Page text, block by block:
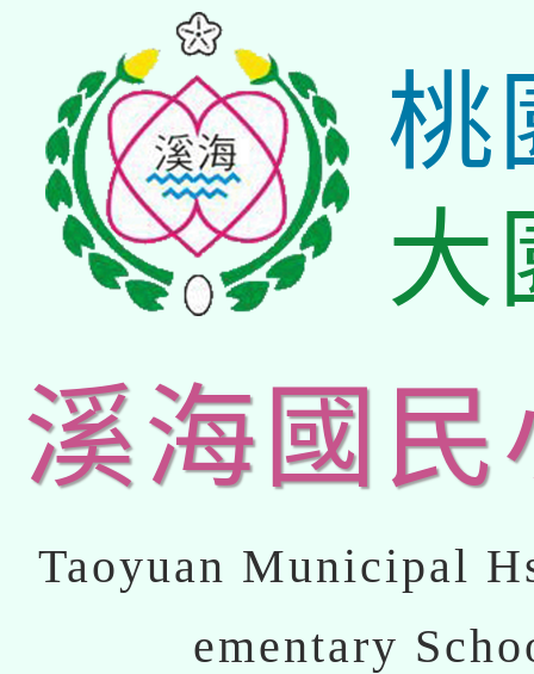
桃
大
溪海國民
Taoyuan Municipal
ementary